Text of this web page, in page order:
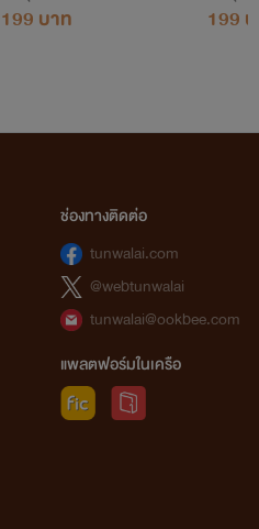
199 บาท 199
ช่องทางติดต่อ
tunwalai.com
@webtunwalai
tunwalai@ookbee.com
แพลตฟอร์มในเครือ